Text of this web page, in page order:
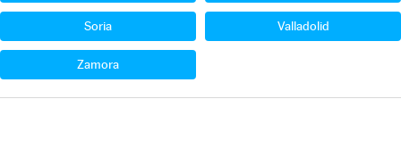
Soria Valladolid
Zamora